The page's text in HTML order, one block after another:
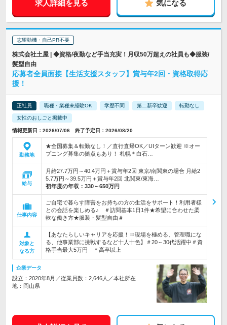
求人詳細を見る 気になる
志望動機・自己PR不要
株式会社土屋 | ◆資格/夜勤など手当充実！月収50万超えの社員も◆服装/
髪型自由
応募者全員面接【生活支援スタッフ】賞与年2回・資格取得応
援！
正社員 職種・業種未経験OK 学歴不問 第二新卒歓迎 転勤なし
女性のおしごと掲載中
情報更新日：2026/07/06 終了予定日：2026/08/20
勤務地
★全国募集＆転勤なし！／直行直帰OK／UIターン歓迎 ※オー
プニング募集の拠点もあり！ 札幌＊白石…
給与
月給27.7万円～40.4万円＋賞与年2回 東京/南関東の場合 月給2
5.7万円～39.5万円＋賞与年2回 北関東/東海…
初年度の年収： 330～650万円
仕事内容
ご自宅で暮らす障害をお持ちの方の生活をサポート！利用者様
との会話を楽しめる♪ ＃訪問基本1日1件★希望に合わせた柔
軟な働き方★服装・髪型自由＃
対象と
なる方
【あなたらしいキャリアを応援！⇒現場を極める、管理職にな
る、他事業部に挑戦するなど十人十色】＃20～30代活躍中＃資
格手当最大5万円 ＊高卒以上
企業データ
設立：2020年8月／従業員数：2,646人／本社所在
地：岡山県